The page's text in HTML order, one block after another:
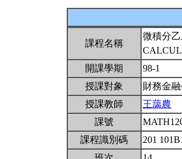
課程名稱
微積分乙
開課學期
98-1
授課對象
財務金
授課教師
王藹農
課號
課程識別碼
201